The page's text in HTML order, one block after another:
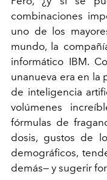
combinaciones
uno de los
mundo, la
informático IBM.
unanueva era en la
de inteligencia
volúmenes
fórmulas de
dosis, gustos de
demográficos,
demás— y sugerir